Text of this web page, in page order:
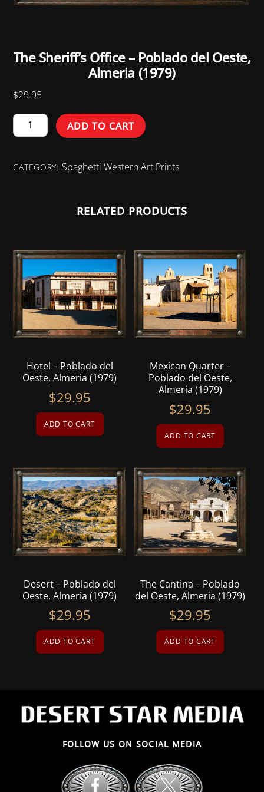
The Sheriff’s Office – Poblado del Oeste,
Almeria (1979)
$29.95
The
Sheriff's
-
quantity
ADD TO CART
CATEGORY: Spaghetti Western Art Prints
RELATED PRODUCTS
Hotel – Poblado del
Oeste, Almeria (1979)
$29.95
ADD TO CART
Mexican Quarter –
Poblado del Oeste,
Almeria (1979)
$29.95
ADD TO CART
Desert – Poblado del
Oeste, Almeria (1979)
$29.95
ADD TO CART
The Cantina – Poblado
del Oeste, Almeria (1979)
$29.95
ADD TO CART
FOLLOW US ON SOCIAL MEDIA